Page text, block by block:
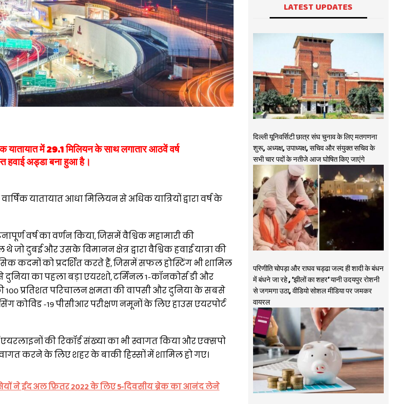
यातायात में 29.1 मिलियन के साथ लगातार आठवें वर्ष
हवाई अड्डा बना हुआ है।
यातायात आधा मिलियन से अधिक यात्रियों द्वारा वर्ष के
वर्ष का वर्णन किया, जिसमें वैश्विक महामारी की
दुबई और उसके विमानन क्षेत्र द्वारा वैश्विक हवाई यात्रा की
कदमों को प्रदर्शित करते हैं, जिसमें सफल होस्टिंग भी शामिल
का पहला बड़ा एयरशो, टर्मिनल 1-कॉनकोर्स डी और
प्रतिशत परिचालन क्षमता की वापसी और दुनिया के सबसे
कोविड -19 पीसीआर परीक्षण नमूनों के लिए हाउस एयरपोर्ट
की रिकॉर्ड संख्या का भी स्वागत किया और एक्सपो
करने के लिए शहर के बाकी हिस्सों में शामिल हो गए।
ने ईद अल फ़ितर 2022 के लिए 5-दिवसीय ब्रेक का आनंद लेने
LATEST UPDATES
दिल्ली यूनिवर्सिटी छात्र संघ चुनाव के लिए मतगणना
शुरू, अध्यक्ष, उपाध्यक्ष, सचिव और संयुक्त सचिव के
सभी चार पदों के नतीजे आज घोषित किए जाएंगे
परिणीति चोपड़ा और राघव चड्ढा जल्द ही शादी के बंधन
में बंधने जा रहे , ‘झीलों का शहर’ यानी उदयपुर रोशनी
से जगमगा उठा, वीडियो सोशल मीडिया पर जमकर
वायरल